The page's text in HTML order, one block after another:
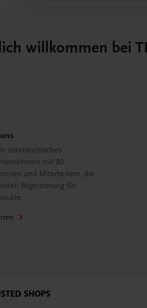
willkommen bei
österreichisches
mit 80
und Mitarbeitern, die
Begeisterung für